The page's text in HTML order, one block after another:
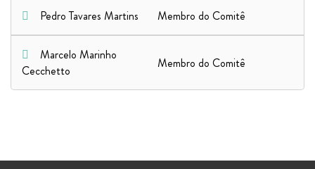
Pedro Tavares Martins Membro do Comitê
Marcelo Marinho
Cecchetto
Membro do Comitê